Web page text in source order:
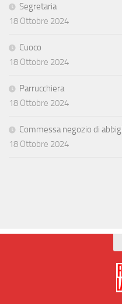
Segretaria
18 Ottobre 2024
Cuoco
18 Ottobre 2024
Parrucchiera
18 Ottobre 2024
Commessa negozio di
18 Ottobre 2024